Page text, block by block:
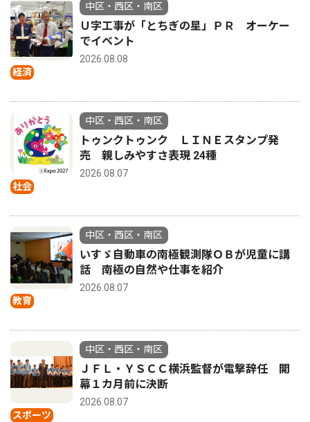
経済
中区・西区・南区
Ｕ字工事が「とちぎの星」ＰＲ オーケー
でイベント
2026.08.08
社会
中区・西区・南区
トゥンクトゥンク ＬＩＮＥスタンプ発
売 親しみやすさ表現 24種
2026.08.07
教育
中区・西区・南区
いすゞ自動車の南極観測隊ＯＢが児童に講
話 南極の自然や仕事を紹介
2026.08.07
スポーツ
中区・西区・南区
ＪＦＬ・ＹＳＣＣ横浜監督が電撃辞任 開
幕１カ月前に決断
2026.08.07